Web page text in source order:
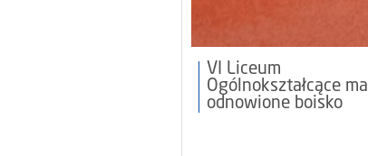
VI Liceum
Ogólnokształcące ma
odnowione boisko